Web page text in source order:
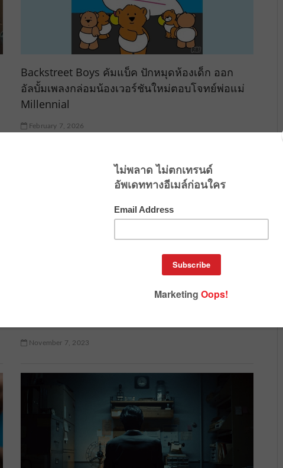
Backstreet Boys คัมแบ็ค ปักหมุดห้องเด็ก ออก
อัลบั้มเพลงกล่อมน้องเวอร์ชันใหม่ตอบโจทย์พ่อแม่
Millennial
February 7, 2026
ทำความรู้จัก Millennial pause VS. Gen Z shake
November 7, 2023